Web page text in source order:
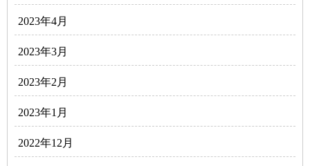
2023年4月
2023年3月
2023年2月
2023年1月
2022年12月